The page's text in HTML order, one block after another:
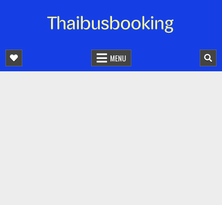
จองตั๋วรถออนไลน์ 24 ชั่วโมง
MENU